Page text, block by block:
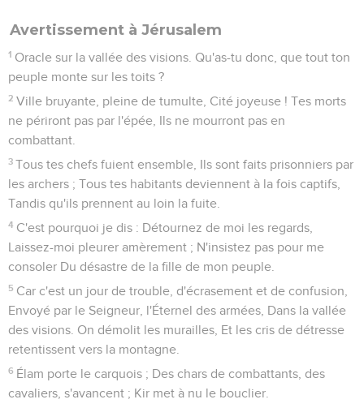
Avertissement à Jérusalem
1 Oracle sur la vallée des visions. Qu'as-tu donc, que tout ton
peuple monte sur les toits ?
2 Ville bruyante, pleine de tumulte, Cité joyeuse ! Tes morts
ne périront pas par l'épée, Ils ne mourront pas en
combattant.
3 Tous tes chefs fuient ensemble, Ils sont faits prisonniers par
les archers ; Tous tes habitants deviennent à la fois captifs,
Tandis qu'ils prennent au loin la fuite.
4 C'est pourquoi je dis : Détournez de moi les regards,
Laissez-moi pleurer amèrement ; N'insistez pas pour me
consoler Du désastre de la fille de mon peuple.
5 Car c'est un jour de trouble, d'écrasement et de confusion,
Envoyé par le Seigneur, l'Éternel des armées, Dans la vallée
des visions. On démolit les murailles, Et les cris de détresse
retentissent vers la montagne.
6 Élam porte le carquois ; Des chars de combattants, des
cavaliers, s'avancent ; Kir met à nu le bouclier.